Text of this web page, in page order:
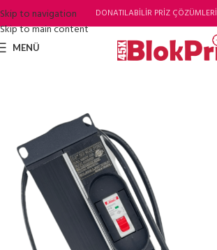
Skip to navigation
Skip to main content
DONATILABİLİR PRİZ ÇÖZÜMLERİ
MENÜ